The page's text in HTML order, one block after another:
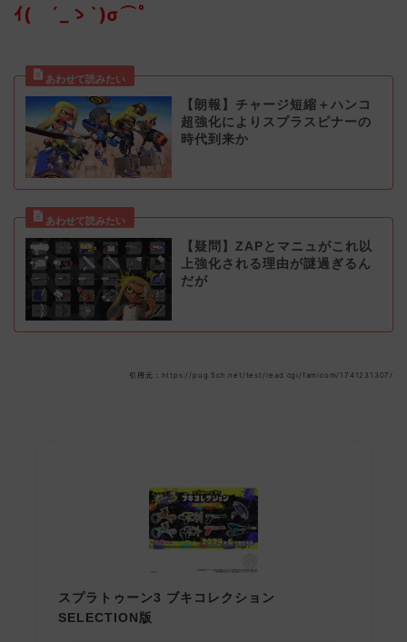
ｲ( ´_ゝ`)σ⌒ﾟ
【朗報】チャージ短縮＋ハンコ
超強化によりスプラスピナーの
時代到来か
【疑問】ZAPとマニュがこれ以
上強化される理由が謎過ぎるん
だが
引用元：https://pug.5ch.net/test/read.cgi/famicom/1741231307/
スプラトゥーン3 ブキコレクション
SELECTION版